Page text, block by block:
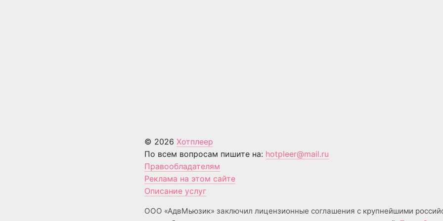
© 2026 Хотплеер
По всем вопросам пишите на: hotpleer@mail.ru
Правообладателям
Реклама на этом сайте
Описание услуг
ООО «АдвМьюзик» заключил лицензионные соглашения с крупнейшими